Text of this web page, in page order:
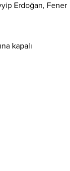
Erdoğan, Fener
kapalı